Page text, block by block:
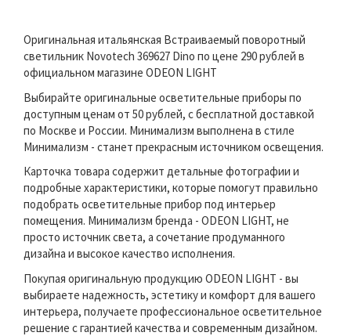
Оригинальная итальянская Встраиваемый поворотный
светильник Novotech 369627 Dino по цене 290 рублей в
официальном магазине ODEON LIGHT
Выбирайте оригинальные осветительные приборы по
доступным ценам от 50 рублей, с бесплатной доставкой
по Москве и России. Минимализм выполнена в стиле
Минимализм - станет прекрасным источником освещения.
Карточка товара содержит детальные фотографии и
подробные характеристики, которые помогут правильно
подобрать осветительные прибор под интерьер
помещения. Минимализм бренда - ODEON LIGHT, не
просто источник света, а сочетание продуманного
дизайна и высокое качество исполнения.
Покупая оригинальную продукцию ODEON LIGHT - вы
выбираете надежность, эстетику и комфорт для вашего
интерьера, получаете профессиональное осветительное
решение с гарантией качества и современным дизайном.